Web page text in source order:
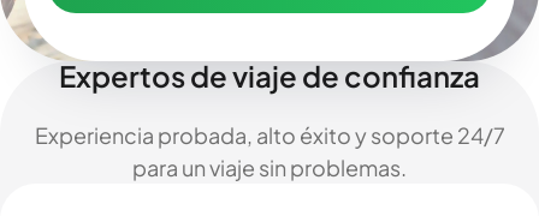
Expertos de viaje de confianza
Experiencia probada, alto éxito y soporte 24/7
para un viaje sin problemas.